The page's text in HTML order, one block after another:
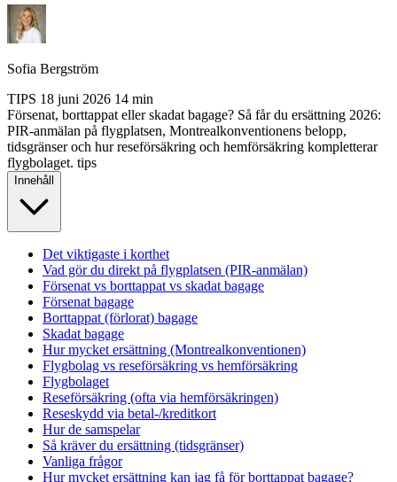
Sofia Bergström
TIPS 18 juni 2026 14 min
Försenat, borttappat eller skadat bagage? Så får du ersättning 2026:
PIR-anmälan på flygplatsen, Montrealkonventionens belopp,
tidsgränser och hur reseförsäkring och hemförsäkring kompletterar
flygbolaget. tips
Innehåll
Det viktigaste i korthet
Vad gör du direkt på flygplatsen (PIR-anmälan)
Försenat vs borttappat vs skadat bagage
Försenat bagage
Borttappat (förlorat) bagage
Skadat bagage
Hur mycket ersättning (Montrealkonventionen)
Flygbolag vs reseförsäkring vs hemförsäkring
Flygbolaget
Reseförsäkring (ofta via hemförsäkringen)
Reseskydd via betal-/kreditkort
Hur de samspelar
Så kräver du ersättning (tidsgränser)
Vanliga frågor
Hur mycket ersättning kan jag få för borttappat bagage?